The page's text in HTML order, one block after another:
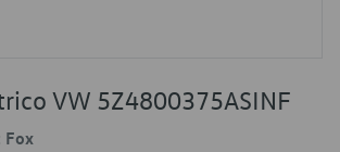
VW 5Z4800375ASINF
Fox